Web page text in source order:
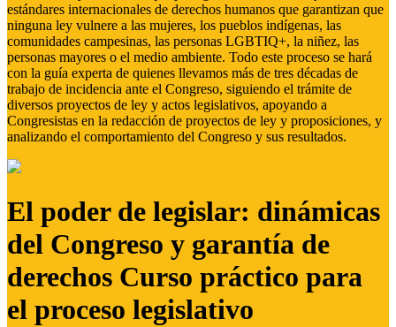
estándares internacionales de derechos humanos que garantizan que
ninguna ley vulnere a las mujeres, los pueblos indígenas, las
comunidades campesinas, las personas LGBTIQ+, la niñez, las
personas mayores o el medio ambiente. Todo este proceso se hará
con la guía experta de quienes llevamos más de tres décadas de
trabajo de incidencia ante el Congreso, siguiendo el trámite de
diversos proyectos de ley y actos legislativos, apoyando a
Congresistas en la redacción de proyectos de ley y proposiciones, y
analizando el comportamiento del Congreso y sus resultados.
El poder de legislar: dinámicas
del Congreso y garantía de
derechos Curso práctico para
el proceso legislativo